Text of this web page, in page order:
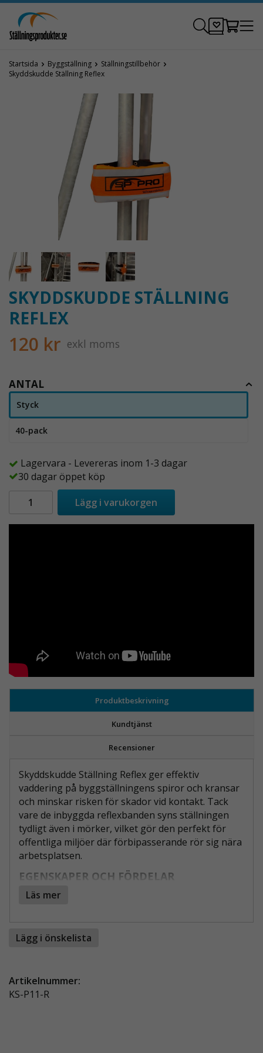
Startsida Byggställning
Ställningstillbehör
Skyddskudde Ställning Reflex
SKYDDSKUDDE STÄLLNING
REFLEX
120 kr exkl moms
ANTAL
Styck
40-pack
Lagervara - Levereras inom 1-3 dagar
30 dagar öppet köp
Lägg i varukorgen
Produktbeskrivning
Kundtjänst
Recensioner
Skyddskudde Ställning Reflex ger effektiv
vaddering på byggställningens spiror och kransar
och minskar risken för skador vid kontakt. Tack
vare de inbyggda reflexbanden syns ställningen
tydligt även i mörker, vilket gör den perfekt för
offentliga miljöer där förbipasserande rör sig nära
arbetsplatsen.
EGENSKAPER OCH FÖRDELAR
Reflexband för hög synlighet – Gör
kontakt med ställningsspiror och kransar.
Snabb montering – Kardborrefäste för enkel
installation utan verktyg.
Läs mer
Lägg i önskelista
Artikelnummer:
KS-P11-R